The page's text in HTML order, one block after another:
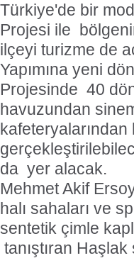
Türkiye'de bir
Projesi ile
ilçeyi turizme de
Yapımına yeni
Projesinde 40
havuzundan
da yer alacak.
Mehmet Akif
halı sahaları ve
sentetik çimle
tanıştıran